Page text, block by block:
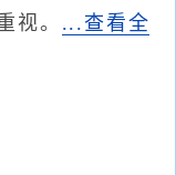
视。 ...查看全